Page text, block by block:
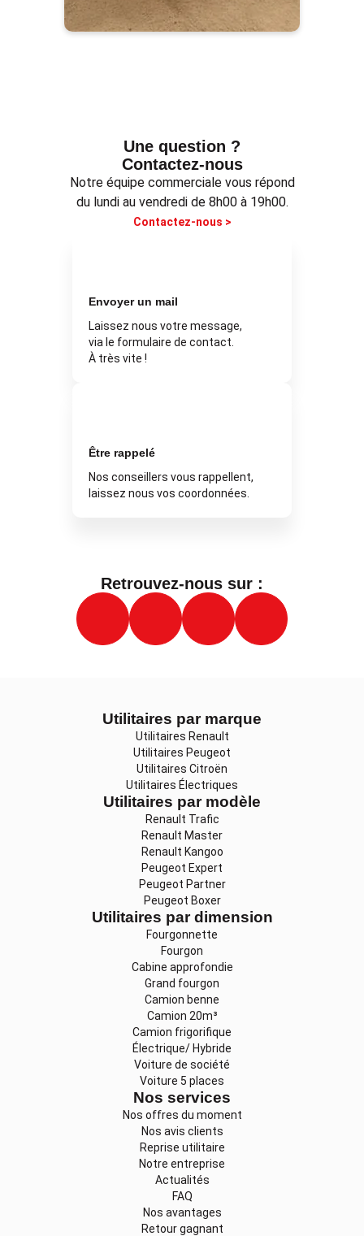
Une question ?
Contactez-nous
Notre équipe commerciale vous répond
du lundi au vendredi de 8h00 à 19h00.
Contactez-nous >
Envoyer un mail
Laissez nous votre message,
via le formulaire de contact.
À très vite !
Être rappelé
Nos conseillers vous rappellent,
laissez nous vos coordonnées.
Retrouvez-nous sur :
Utilitaires par marque
Utilitaires Renault
Utilitaires Peugeot
Utilitaires Citroën
Utilitaires Électriques
Utilitaires par modèle
Renault Trafic
Renault Master
Renault Kangoo
Peugeot Expert
Peugeot Partner
Peugeot Boxer
Utilitaires par dimension
Fourgonnette
Fourgon
Cabine approfondie
Grand fourgon
Camion benne
Camion 20m³
Camion frigorifique
Électrique/ Hybride
Voiture de société
Voiture 5 places
Nos services
Nos offres du moment
Nos avis clients
Reprise utilitaire
Notre entreprise
Actualités
FAQ
Nos avantages
Retour gagnant